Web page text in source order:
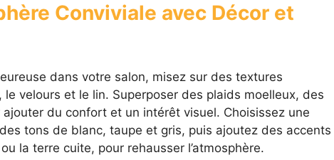
Conviviale avec Décor et
dans votre salon, misez sur des textures
velours et le lin. Superposer des plaids moelleux, des
du confort et un intérêt visuel. Choisissez une
tons de blanc, taupe et gris, puis ajoutez des accents
la terre cuite, pour rehausser l’atmosphère.